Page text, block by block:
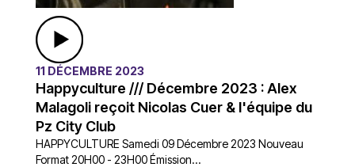
11 DÉCEMBRE 2023
Happyculture /// Décembre 2023 : Alex
Malagoli reçoit Nicolas Cuer & l'équipe du
Pz City Club
HAPPYCULTURE Samedi 09 Décembre 2023 Nouveau
Format 20H00 - 23H00 Émission...